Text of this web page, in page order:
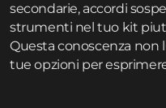
secondarie, accordi
strumenti nel tuo kit
Questa conoscenza non
tue opzioni per